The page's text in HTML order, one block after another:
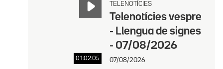
01:02:05
TELENOTÍCIES
Telenotícies vespre
- Llengua de signes
- 07/08/2026
07/08/2026